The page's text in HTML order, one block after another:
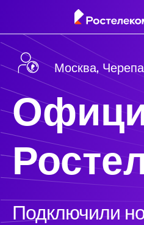
Москва,
Подключили